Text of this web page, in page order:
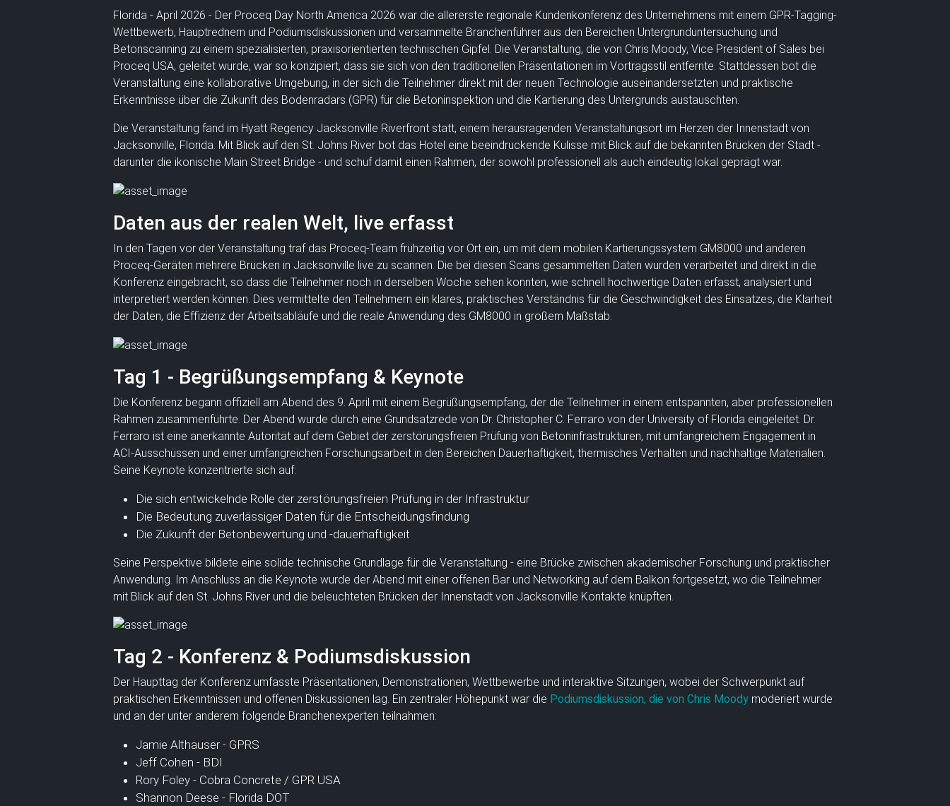
Florida - April 2026 - Der Proceq Day North America 2026 war die allererste regionale Kundenkonferenz des Unternehmens mit einem GPR-Tagging-
Wettbewerb, Hauptrednern und Podiumsdiskussionen und versammelte Branchenführer aus den Bereichen Untergrunduntersuchung und
Betonscanning zu einem spezialisierten, praxisorientierten technischen Gipfel. Die Veranstaltung, die von Chris Moody, Vice President of Sales bei
Proceq USA, geleitet wurde, war so konzipiert, dass sie sich von den traditionellen Präsentationen im Vortragsstil entfernte. Stattdessen bot die
Veranstaltung eine kollaborative Umgebung, in der sich die Teilnehmer direkt mit der neuen Technologie auseinandersetzten und praktische
Erkenntnisse über die Zukunft des Bodenradars (GPR) für die Betoninspektion und die Kartierung des Untergrunds austauschten.
Die Veranstaltung fand im Hyatt Regency Jacksonville Riverfront statt, einem herausragenden Veranstaltungsort im Herzen der Innenstadt von
Jacksonville, Florida. Mit Blick auf den St. Johns River bot das Hotel eine beeindruckende Kulisse mit Blick auf die bekannten Brücken der Stadt -
darunter die ikonische Main Street Bridge - und schuf damit einen Rahmen, der sowohl professionell als auch eindeutig lokal geprägt war.
Daten aus der realen Welt, live erfasst
In den Tagen vor der Veranstaltung traf das Proceq-Team frühzeitig vor Ort ein, um mit dem mobilen Kartierungssystem GM8000 und anderen
Proceq-Geräten mehrere Brücken in Jacksonville live zu scannen. Die bei diesen Scans gesammelten Daten wurden verarbeitet und direkt in die
Konferenz eingebracht, so dass die Teilnehmer noch in derselben Woche sehen konnten, wie schnell hochwertige Daten erfasst, analysiert und
interpretiert werden können. Dies vermittelte den Teilnehmern ein klares, praktisches Verständnis für die Geschwindigkeit des Einsatzes, die Klarheit
der Daten, die Effizienz der Arbeitsabläufe und die reale Anwendung des GM8000 in großem Maßstab.
Tag 1 - Begrüßungsempfang & Keynote
Die Konferenz begann offiziell am Abend des 9. April mit einem Begrüßungsempfang, der die Teilnehmer in einem entspannten, aber professionellen
Rahmen zusammenführte. Der Abend wurde durch eine Grundsatzrede von Dr. Christopher C. Ferraro von der University of Florida eingeleitet. Dr.
Ferraro ist eine anerkannte Autorität auf dem Gebiet der zerstörungsfreien Prüfung von Betoninfrastrukturen, mit umfangreichem Engagement in
ACI-Ausschüssen und einer umfangreichen Forschungsarbeit in den Bereichen Dauerhaftigkeit, thermisches Verhalten und nachhaltige Materialien.
Seine Keynote konzentrierte sich auf:
Die sich entwickelnde Rolle der zerstörungsfreien Prüfung in der Infrastruktur
Die Bedeutung zuverlässiger Daten für die Entscheidungsfindung
Die Zukunft der Betonbewertung und -dauerhaftigkeit
Seine Perspektive bildete eine solide technische Grundlage für die Veranstaltung - eine Brücke zwischen akademischer Forschung und praktischer
Anwendung. Im Anschluss an die Keynote wurde der Abend mit einer offenen Bar und Networking auf dem Balkon fortgesetzt, wo die Teilnehmer
mit Blick auf den St. Johns River und die beleuchteten Brücken der Innenstadt von Jacksonville Kontakte knüpften.
Tag 2 - Konferenz & Podiumsdiskussion
Der Haupttag der Konferenz umfasste Präsentationen, Demonstrationen, Wettbewerbe und interaktive Sitzungen, wobei der Schwerpunkt auf
praktischen Erkenntnissen und offenen Diskussionen lag. Ein zentraler Höhepunkt war die Podiumsdiskussion, die von Chris Moody moderiert wurde
und an der unter anderem folgende Branchenexperten teilnahmen:
Jamie Althauser - GPRS
Jeff Cohen - BDI
Rory Foley - Cobra Concrete / GPR USA
Shannon Deese - Florida DOT